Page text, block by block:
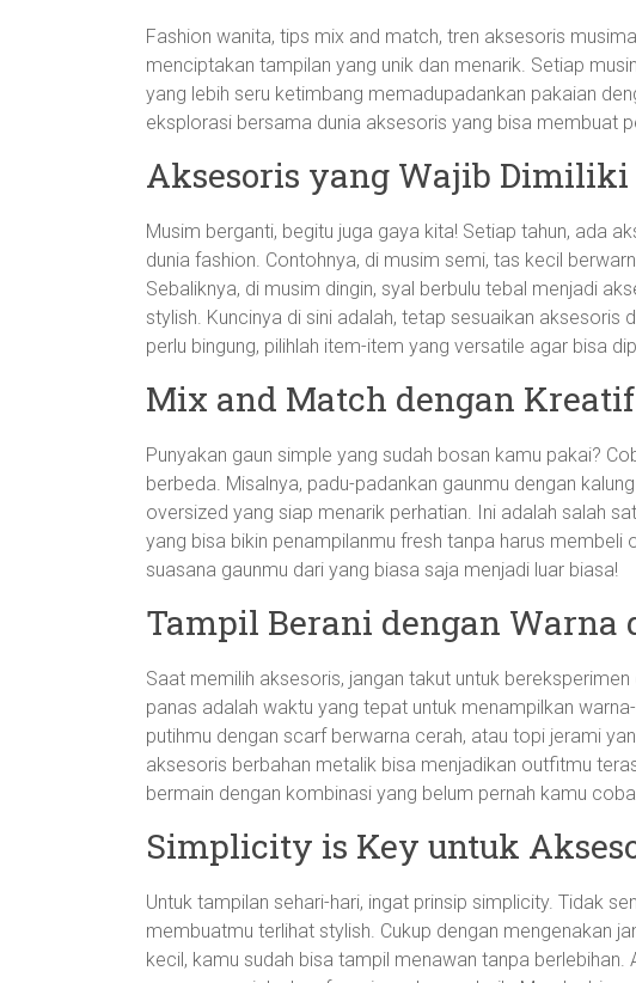
Fashion wanita, tips mix and match, tren aksesoris
menciptakan tampilan yang unik dan menarik. Setiap
yang lebih seru ketimbang memadupadankan pakaian
eksplorasi bersama dunia aksesoris yang bisa membuat
Aksesoris yang Wajib
Musim berganti, begitu juga gaya kita! Setiap tahun, ada
dunia fashion. Contohnya, di musim semi, tas kecil
Sebaliknya, di musim dingin, syal berbulu tebal menjadi
stylish. Kuncinya di sini adalah, tetap sesuaikan aksesoris
perlu bingung, pilihlah item-item yang versatile agar bisa
Mix and Match dengan Kreatif
Punyakan gaun simple yang sudah bosan kamu pakai?
berbeda. Misalnya, padu-padankan gaunmu dengan
oversized yang siap menarik perhatian. Ini adalah salah
yang bisa bikin penampilanmu fresh tanpa harus
suasana gaunmu dari yang biasa saja menjadi luar biasa!
Tampil Berani dengan Warna
Saat memilih aksesoris, jangan takut untuk
panas adalah waktu yang tepat untuk menampilkan
putihmu dengan scarf berwarna cerah, atau topi jerami
aksesoris berbahan metalik bisa menjadikan outfitmu
bermain dengan kombinasi yang belum pernah kamu
Simplicity is Key untuk
Untuk tampilan sehari-hari, ingat prinsip simplicity. Tidak
membuatmu terlihat stylish. Cukup dengan mengenakan
kecil, kamu sudah bisa tampil menawan tanpa